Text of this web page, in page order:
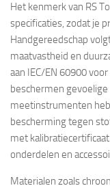
Het kenmerk van RS
specificaties, zodat je
Handgereedschap
maatvastheid en
aan IEC/EN 60900
beschermen gevoelige
meetinstrumenten
bescherming tegen
met
onderdelen en
Materialen zoals